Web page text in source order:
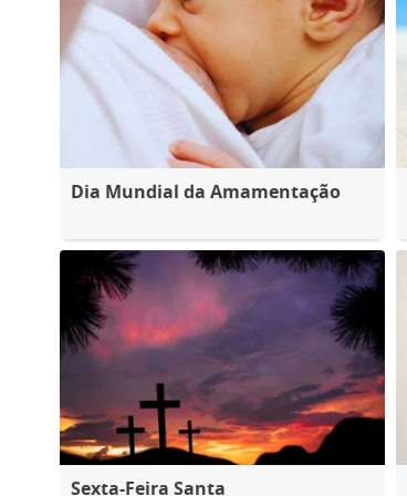
Dia Mundial da Amamentação
Sexta-Feira Santa